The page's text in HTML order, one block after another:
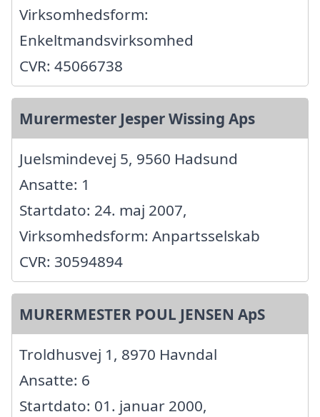
Virksomhedsform:
Enkeltmandsvirksomhed
CVR: 45066738
Murermester Jesper Wissing Aps
Juelsmindevej 5, 9560 Hadsund
Ansatte: 1
Startdato: 24. maj 2007,
Virksomhedsform: Anpartsselskab
CVR: 30594894
MURERMESTER POUL JENSEN ApS
Troldhusvej 1, 8970 Havndal
Ansatte: 6
Startdato: 01. januar 2000,